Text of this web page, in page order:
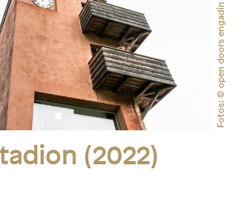
Fotos: © open doors engadin
(2022)